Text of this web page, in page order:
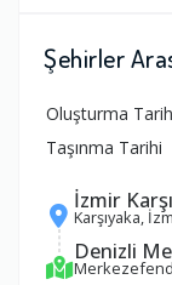
Şehirler
Oluşturma
Taşınma Tarihi
İzmir
Karşıyaka,
Denizli